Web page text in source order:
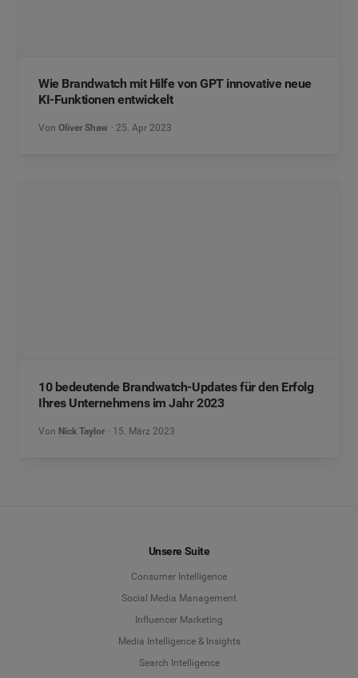
Wie Brandwatch mit Hilfe von GPT innovative neue
KI-Funktionen entwickelt
Von Oliver Shaw 25. Apr 2023
10 bedeutende Brandwatch-Updates für den Erfolg
Ihres Unternehmens im Jahr 2023
Von Nick Taylor 15. März 2023
Unsere Suite
Consumer Intelligence
Social Media Management
Influencer Marketing
Media Intelligence & Insights
Search Intelligence